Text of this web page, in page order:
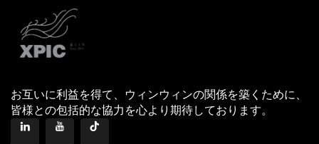
お互いに利益を得て、ウィンウィンの関係を築くために、
皆様との包括的な協力を心より期待しております。